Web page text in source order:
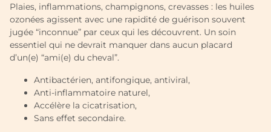
Plaies, inflammations, champignons, crevasses : les huiles
ozonées agissent avec une rapidité de guérison souvent
jugée “inconnue” par ceux qui les découvrent. Un soin
essentiel qui ne devrait manquer dans aucun placard
d’un(e) “ami(e) du cheval”.
Antibactérien, antifongique, antiviral,
Anti-inflammatoire naturel,
Accélère la cicatrisation,
Sans effet secondaire.